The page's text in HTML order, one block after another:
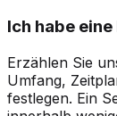
Ich habe
Erzählen Sie
Umfang,
festlegen. Ein